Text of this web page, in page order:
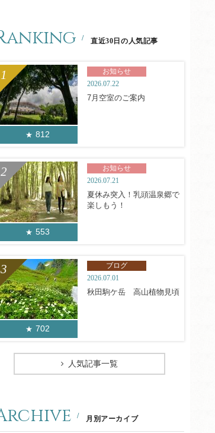
直近30日の人気記事
812
お知らせ
2026.07.22
7月空室のご案内
553
お知らせ
2026.07.21
夏休み突入！乳頭温泉郷で
楽しもう！
702
ブログ
2026.07.01
秋田駒ケ岳 高山植物見頃
人気記事一覧
月別アーカイブ